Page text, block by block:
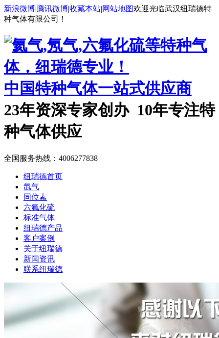
新浪微博|腾讯微博|收藏本站|网站地图欢迎光临武汉纽瑞德特
种气体有限公司！
中国特种气体一站式供应商
23年资深专家创办 10年专注特
种气体供应
全国服务热线： 4006277838
纽瑞德首页
氙气
同位素
六氟化硫
标准气体
纽瑞德产品
客户案例
关于纽瑞德
新闻资讯
联系纽瑞德